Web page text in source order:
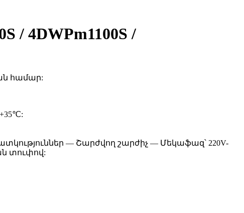
4DWPm1100S /
համար:
— Շարժվող շարժիչ — Մեկաֆազ՝ 220V-
տուփով: